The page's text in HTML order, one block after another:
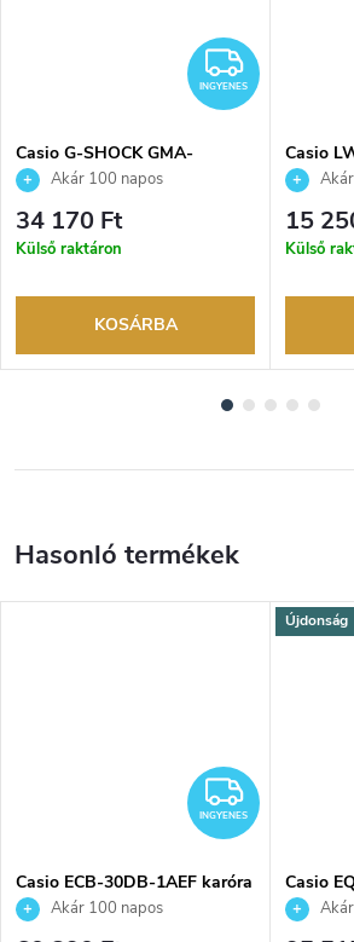
INGYENES
INGYENES
Casio G-SHOCK GMA-
P2100M-4AER karóra
Akár 100 napos
visszaküldési lehetőség. Hivatalos
márkakereskedő.
34 170 Ft
Külső raktáron
KOSÁRBA
Casio
15
Külső
INGYENES
INGYENES
Casio ECB-30DB-1AEF karóra
Akár 100 napos
visszaküldési lehetőség. Hivatalos
Újdonság
Casio
karóra